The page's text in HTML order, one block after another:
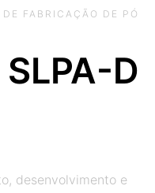
FABRICAÇÃO DE PÓ
SLPA-D
desenvolvimento e